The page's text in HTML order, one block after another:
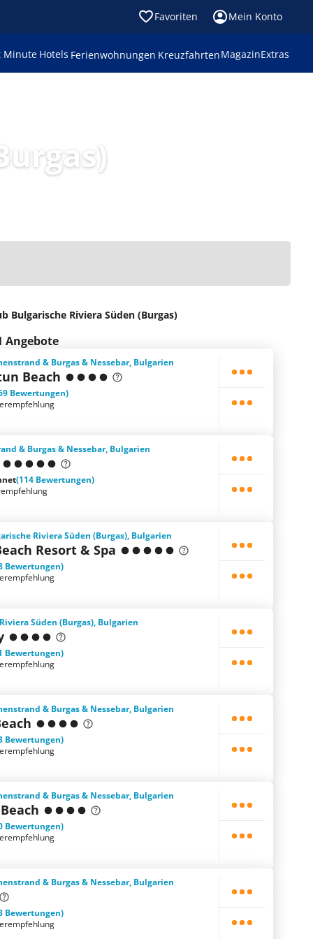
Favoriten Mein Konto
Minute Hotels Ferienwohnungen KreuzfahrtenMagazinExtras
Bulgarische Riviera Süden (Burgas)
Angebote
& Burgas & Nessebar, Bulgarien
Beach
Bewertungen)
& Burgas & Nessebar, Bulgarien
(114 Bewertungen)
Riviera Süden (Burgas), Bulgarien
Resort & Spa
Bewertungen)
Süden (Burgas), Bulgarien
Bewertungen)
& Burgas & Nessebar, Bulgarien
Bewertungen)
& Burgas & Nessebar, Bulgarien
Bewertungen)
& Burgas & Nessebar, Bulgarien
Bewertungen)